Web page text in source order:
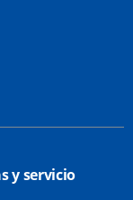
y servicio